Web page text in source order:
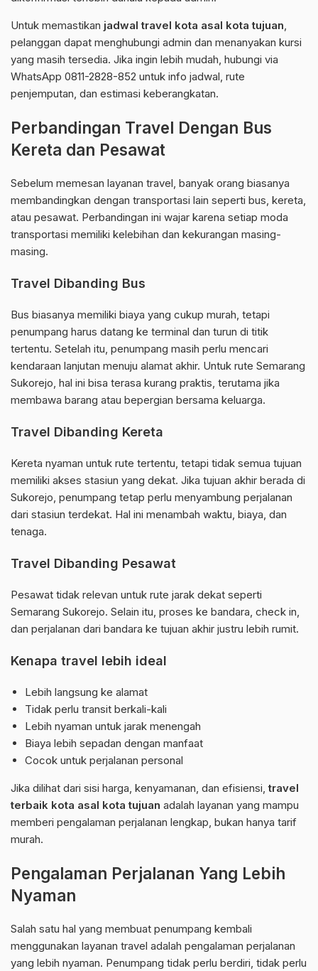
Untuk memastikan jadwal travel kota asal kota tujuan,
pelanggan dapat menghubungi admin dan menanyakan kursi
yang masih tersedia. Jika ingin lebih mudah, hubungi via
WhatsApp 0811-2828-852 untuk info jadwal, rute
penjemputan, dan estimasi keberangkatan.
Perbandingan Travel Dengan Bus
Kereta dan Pesawat
Sebelum memesan layanan travel, banyak orang biasanya
membandingkan dengan transportasi lain seperti bus, kereta,
atau pesawat. Perbandingan ini wajar karena setiap moda
transportasi memiliki kelebihan dan kekurangan masing-
masing.
Travel Dibanding Bus
Bus biasanya memiliki biaya yang cukup murah, tetapi
penumpang harus datang ke terminal dan turun di titik
tertentu. Setelah itu, penumpang masih perlu mencari
kendaraan lanjutan menuju alamat akhir. Untuk rute Semarang
Sukorejo, hal ini bisa terasa kurang praktis, terutama jika
membawa barang atau bepergian bersama keluarga.
Travel Dibanding Kereta
Kereta nyaman untuk rute tertentu, tetapi tidak semua tujuan
memiliki akses stasiun yang dekat. Jika tujuan akhir berada di
Sukorejo, penumpang tetap perlu menyambung perjalanan
dari stasiun terdekat. Hal ini menambah waktu, biaya, dan
tenaga.
Travel Dibanding Pesawat
Pesawat tidak relevan untuk rute jarak dekat seperti
Semarang Sukorejo. Selain itu, proses ke bandara, check in,
dan perjalanan dari bandara ke tujuan akhir justru lebih rumit.
Kenapa travel lebih ideal
Lebih langsung ke alamat
Tidak perlu transit berkali-kali
Lebih nyaman untuk jarak menengah
Biaya lebih sepadan dengan manfaat
Cocok untuk perjalanan personal
Jika dilihat dari sisi harga, kenyamanan, dan efisiensi,travel
terbaik kota asal kota tujuan adalah layanan yang mampu
memberi pengalaman perjalanan lengkap, bukan hanya tarif
murah.
Pengalaman Perjalanan Yang Lebih
Nyaman
Salah satu hal yang membuat penumpang kembali
menggunakan layanan travel adalah pengalaman perjalanan
yang lebih nyaman. Penumpang tidak perlu berdiri, tidak perlu